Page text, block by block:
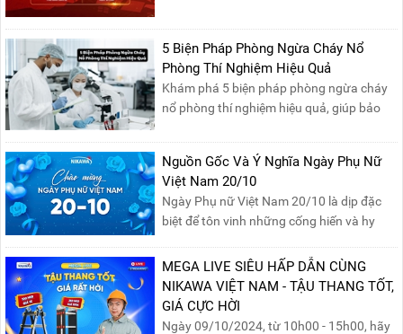
báo lịch nghỉ lễ như sau:Thời gian nghỉ: Từ
Thứ Ba, ngày 29/04/2025 đến hết Chủ
Nhật, ngày 04/05/2025.T...
5 Biện Pháp Phòng Ngừa Cháy Nổ
Phòng Thí Nghiệm Hiệu Quả
Khám phá 5 biện pháp phòng ngừa cháy
nổ phòng thí nghiệm hiệu quả, giúp bảo
sản, giảm thiểu nguy cơ cháy nổ phòng thí
nghiệm.
Nguồn Gốc Và Ý Nghĩa Ngày Phụ Nữ
Việt Nam 20/10
Ngày Phụ nữ Việt Nam 20/10 là dịp đặc
biệt để tôn vinh những cống hiến và hy
Khởi nguồn từ sự ra đời của Hội Phụ nữ
phản đế Việt Nam vào năm 1930, ngày
này không chỉ ghi nhận vai trò quan trọng
của phụ nữ ...
MEGA LIVE SIÊU HẤP DẪN CÙNG
NIKAWA VIỆT NAM - TẬU THANG TỐT,
GIÁ CỰC HỜI
Ngày 09/10/2024, từ 10h00 - 15h00, hãy